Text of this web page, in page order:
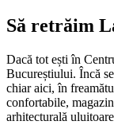
Să retrăim
Dacă tot ești în
Bucureștiului. Încă
chiar aici, în
confortabile,
arhitecturală